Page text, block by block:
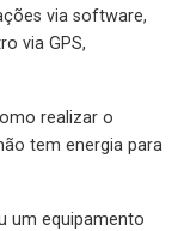
via software,
via GPS,
realizar o
tem energia para
um equipamento